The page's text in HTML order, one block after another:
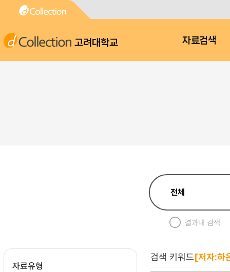
고려대학교 자료검색
결과내 검색
자료유형
검색 키워드[저자:하